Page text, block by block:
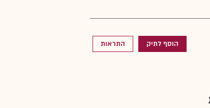
הוסף לתיק התראות